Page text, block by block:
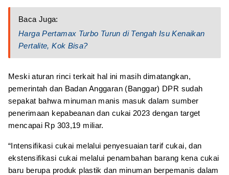
Baca Juga:
Harga Pertamax Turbo Turun di Tengah Isu Kenaikan
Pertalite, Kok Bisa?
Meski aturan rinci terkait hal ini masih dimatangkan,
pemerintah dan Badan Anggaran (Banggar) DPR sudah
sepakat bahwa minuman manis masuk dalam sumber
penerimaan kepabeanan dan cukai 2023 dengan target
mencapai Rp 303,19 miliar.
“Intensifikasi cukai melalui penyesuaian tarif cukai, dan
ekstensifikasi cukai melalui penambahan barang kena cukai
baru berupa produk plastik dan minuman berpemanis dalam